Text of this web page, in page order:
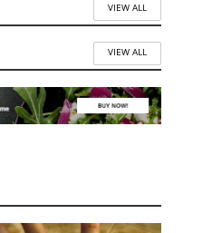
VIEW ALL
VIEW ALL